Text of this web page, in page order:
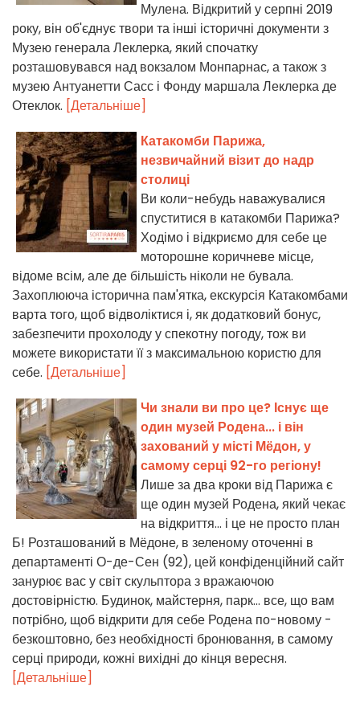
Мулена. Відкритий у серпні 2019
року, він об'єднує твори та інші історичні документи з
Музею генерала Леклерка, який спочатку
розташовувався над вокзалом Монпарнас, а також з
музею Антуанетти Сасс і Фонду маршала Леклерка де
Отеклок. [Детальніше]
Катакомби Парижа,
незвичайний візит до надр
столиці
Ви коли-небудь наважувалися
спуститися в катакомби Парижа?
Ходімо і відкриємо для себе це
моторошне коричневе місце,
відоме всім, але де більшість ніколи не бувала.
Захоплююча історична пам'ятка, екскурсія Катакомбами
варта того, щоб відволіктися і, як додатковий бонус,
забезпечити прохолоду у спекотну погоду, тож ви
можете використати її з максимальною користю для
себе. [Детальніше]
Чи знали ви про це? Існує ще
один музей Родена... і він
захований у місті Мёдон, у
самому серці 92-го регіону!
Лише за два кроки від Парижа є
ще один музей Родена, який чекає
на відкриття... і це не просто план
Б! Розташований в Мёдоне, в зеленому оточенні в
департаменті О-де-Сен (92), цей конфіденційний сайт
занурює вас у світ скульптора з вражаючою
достовірністю. Будинок, майстерня, парк... все, що вам
потрібно, щоб відкрити для себе Родена по-новому -
безкоштовно, без необхідності бронювання, в самому
серці природи, кожні вихідні до кінця вересня.
[Детальніше]